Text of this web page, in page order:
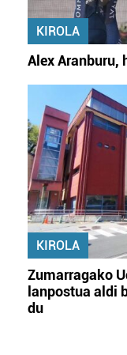
KIROLA
Alex Aranburu,
KIROLA
Zumarragako
lanpostua aldi
du